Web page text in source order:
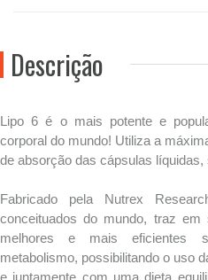
Descrição
Lipo 6 é o mais potente e
corporal do mundo! Utiliza a
de absorção das cápsulas
Fabricado pela Nutrex
conceituados do mundo, traz
melhores e mais eficientes
metabolismo, possibilitando o uso
e juntamente com uma dieta